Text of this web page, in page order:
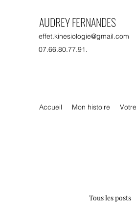
AUDREY FERNANDES
effet.kinesiologie@gmail.com
07.66.80.77.91.
Accueil Mon histoire
Tous les posts